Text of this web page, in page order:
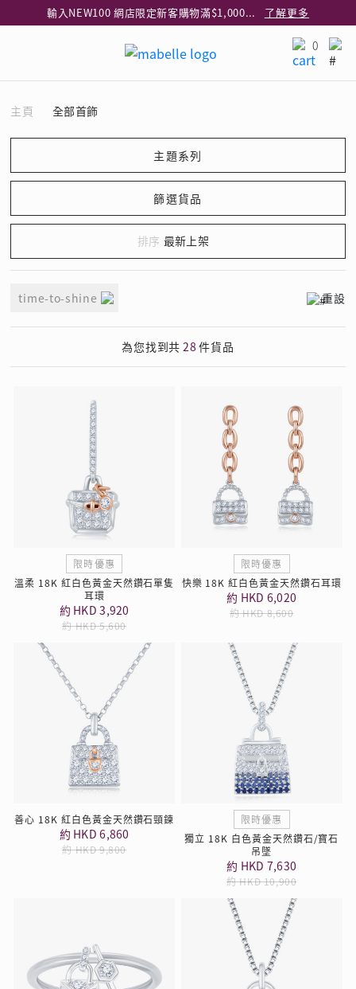
輸入NEW100 網店限定新客購物滿$1,000減$100
了解更多
指定純銀動物耳環2件享7折
網店購物即享免費送貨服務
全港任何MaBelle門市自取貨 了解更多
0
主頁 全部首飾
最新上架
time-to-shine 重設
為您找到共 28 件貨品
限時優惠
溫柔 18K 紅白色黃金天然鑽石單隻
耳環
約 HKD 3,920
約 HKD 5,600
限時優惠
快樂 18K 紅白色黃金天然鑽石耳環
約 HKD 6,020
約 HKD 8,600
善心 18K 紅白色黃金天然鑽石頸鍊
約 HKD 6,860
約 HKD 9,800
限時優惠
獨立 18K 白色黃金天然鑽石/寶石
吊墜
約 HKD 7,630
約 HKD 10,900